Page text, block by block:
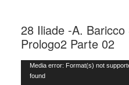
28 Iliade -A.
Prologo2 Parte 02
Video
Player
Media error: Format(s) not
found